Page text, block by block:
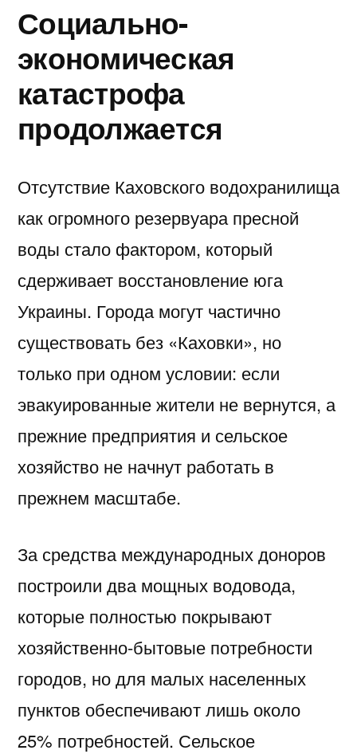
Социально-
экономическая
катастрофа
продолжается
Отсутствие Каховского водохранилища
как огромного резервуара пресной
воды стало фактором, который
сдерживает восстановление юга
Украины. Города могут частично
существовать без «Каховки», но
только при одном условии: если
эвакуированные жители не вернутся, а
прежние предприятия и сельское
хозяйство не начнут работать в
прежнем масштабе.
За средства международных доноров
построили два мощных водовода,
которые полностью покрывают
хозяйственно-бытовые потребности
городов, но для малых населенных
пунктов обеспечивают лишь около
25% потребностей. Сельское